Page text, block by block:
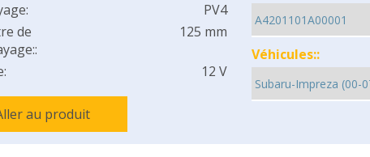
PV4
de
125 mm
12 V
au produit
Véhicules::